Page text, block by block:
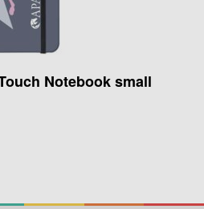
Notebook small